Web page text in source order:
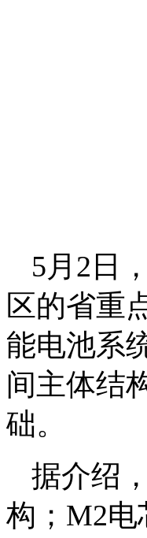
5月2日
区的省重
能电池系
间主体结
础。
据介绍
构；M2电